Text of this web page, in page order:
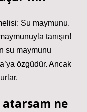
Su maymunu.
tanışın!
su maymunu
özgüdür. Ancak
ne